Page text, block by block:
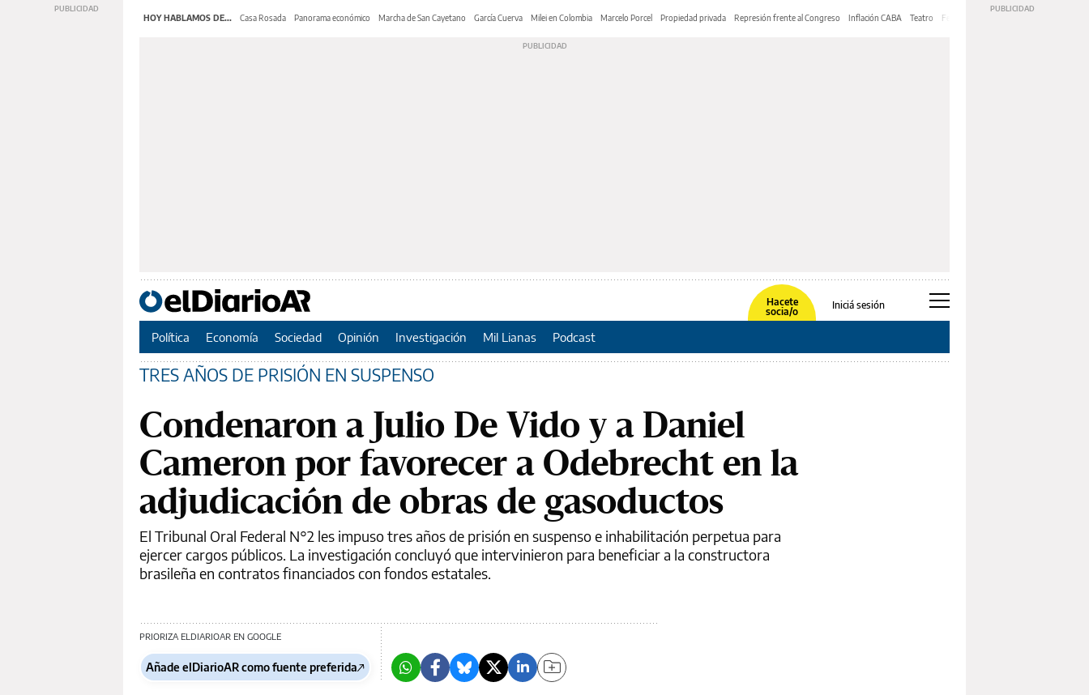
HOY HABLAMOS DE... Casa Rosada Panorama económico Marcha de San Cayetano García Cuerva Milei en Colombia Marcelo Porcel Propiedad privada Represión frente al Congreso Inflación CABA Teatro Feria de Editores
Hacete
socia/o
Iniciá sesión
Política Economía Sociedad Opinión Investigación Mil Lianas Podcast
TRES AÑOS DE PRISIÓN EN SUSPENSO
Condenaron a Julio De Vido y a Daniel
Cameron por favorecer a Odebrecht en la
adjudicación de obras de gasoductos
El Tribunal Oral Federal N°2 les impuso tres años de prisión en suspenso e inhabilitación perpetua para
ejercer cargos públicos. La investigación concluyó que intervinieron para beneficiar a la constructora
brasileña en contratos financiados con fondos estatales.
PRIORIZA ELDIARIOAR EN GOOGLE
Añade elDiarioAR como fuente preferida